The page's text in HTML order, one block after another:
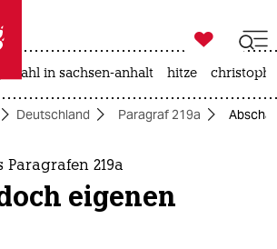
taz zahl ich
taz zahl ich

taz zahl ich
in sachsen-anhalt hitze
Deutschland Paragraf 219a
219a
eigenen